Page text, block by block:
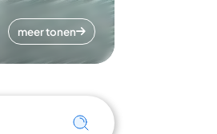
meer tonen